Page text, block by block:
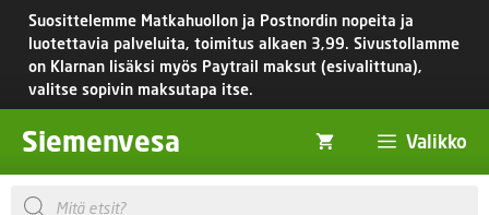
Siirry
sisältöön
Suosittelemme Matkahuollon ja Postnordin nopeita ja
luotettavia palveluita, toimitus alkaen 3,99. Sivustollamme
on Klarnan lisäksi myös Paytrail maksut (esivalittuna),
valitse sopivin maksutapa itse.
Siemenvesa Valikko
Products
search